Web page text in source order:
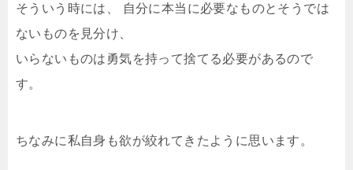
そういう時には、 自分に本当に必要なものとそうでは
ないものを見分け、
いらないものは勇気を持って捨てる必要があるので
す。
ちなみに私自身も欲が絞れてきたように思います。